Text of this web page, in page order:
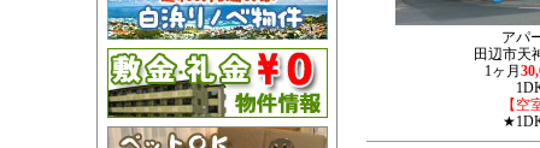
アパ
田辺市天
1ヶ月
【空